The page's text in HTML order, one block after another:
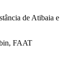
de Atibaia e
FAAT